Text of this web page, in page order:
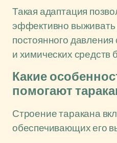
Такая адаптация
эффективно выживать
постоянного
и химических средств
Какие
помогают
Строение таракана
обеспечивающих его